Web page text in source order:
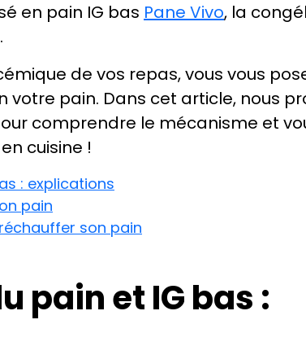
en pain IG bas Pane Vivo, la
de vos repas, vous vous
votre pain. Dans cet article, nous
comprendre le mécanisme et
cuisine !
: explications
pain
son pain
pain et IG bas :